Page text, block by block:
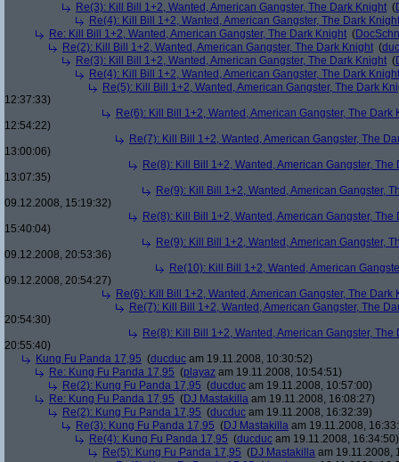
Re(3): Kill Bill 1+2, Wanted, American Gangster, The Dark Knight (
Re(4): Kill Bill 1+2, Wanted, American Gangster, The Dark Knight
Re: Kill Bill 1+2, Wanted, American Gangster, The Dark Knight (
Re(2): Kill Bill 1+2, Wanted, American Gangster, The Dark Knight (
Re(3): Kill Bill 1+2, Wanted, American Gangster, The Dark Knight (
Re(4): Kill Bill 1+2, Wanted, American Gangster, The Dark Knight
Re(5): Kill Bill 1+2, Wanted, American Gangster, The Dark
12:37:33)
Re(6): Kill Bill 1+2, Wanted, American Gangster, The Dark
12:54:22)
Re(7): Kill Bill 1+2, Wanted, American Gangster, The
13:00:06)
Re(8): Kill Bill 1+2, Wanted, American Gangster, The
13:07:35)
Re(9): Kill Bill 1+2, Wanted, American Gangster,
09.12.2008, 15:19:32)
Re(8): Kill Bill 1+2, Wanted, American Gangster, The
15:40:04)
Re(9): Kill Bill 1+2, Wanted, American Gangster,
09.12.2008, 20:53:36)
Re(10): Kill Bill 1+2, Wanted, American
09.12.2008, 20:54:27)
Re(6): Kill Bill 1+2, Wanted, American Gangster, The Dark
Re(7): Kill Bill 1+2, Wanted, American Gangster, The
20:54:30)
Re(8): Kill Bill 1+2, Wanted, American Gangster, The
20:55:40)
Kung Fu Panda 17,95 (ducduc am 19.11.2008, 10:30:52)
Re: Kung Fu Panda 17,95 (playaz am 19.11.2008, 10:54:51)
Re(2): Kung Fu Panda 17,95 (ducduc am 19.11.2008, 10:57:00)
Re: Kung Fu Panda 17,95 (DJ Mastakilla am 19.11.2008, 16:08:27)
Re(2): Kung Fu Panda 17,95 (ducduc am 19.11.2008, 16:32:39)
Re(3): Kung Fu Panda 17,95 (DJ Mastakilla am 19.11.2008,
Re(4): Kung Fu Panda 17,95 (ducduc am 19.11.2008, 16:34:50)
Re(5): Kung Fu Panda 17,95 (DJ Mastakilla am 19.11.2008,